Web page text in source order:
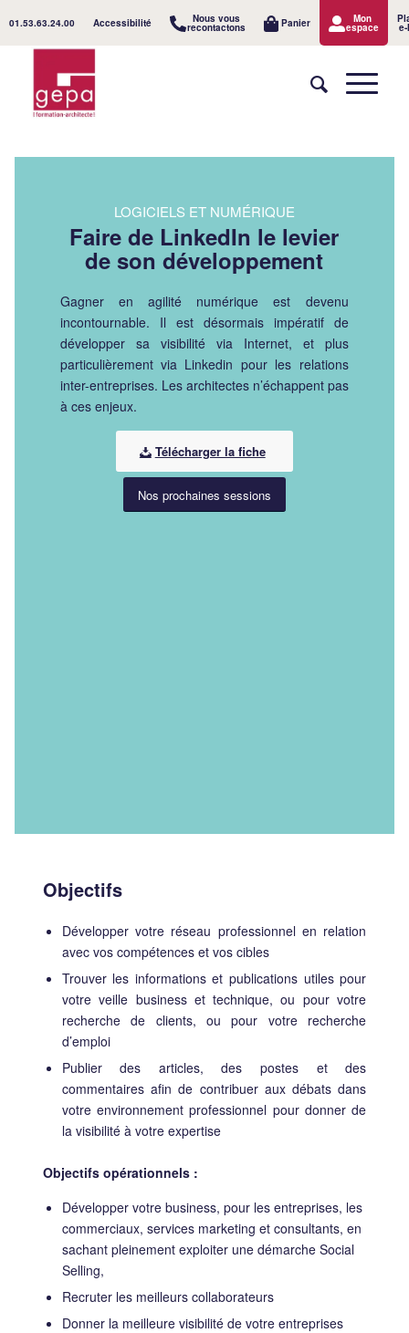
01.53.63.24.00 Accessibilité Nous vous
recontactons Panier Mon
espace
LOGICIELS ET NUMÉRIQUE
Faire de LinkedIn le levier
de son développement
Gagner en agilité numérique est devenu
incontournable. Il est désormais impératif de
développer sa visibilité via Internet, et plus
particulièrement via Linkedin pour les relations
inter-entreprises. Les architectes n’échappent pas
à ces enjeux.
Télécharger la fiche
Nos prochaines sessions
Objectifs
Développer votre réseau professionnel en relation
avec vos compétences et vos cibles
Trouver les informations et publications utiles pour
votre veille business et technique, ou pour votre
recherche de clients, ou pour votre recherche
d’emploi
Publier des articles, des postes et des
commentaires afin de contribuer aux débats dans
votre environnement professionnel pour donner de
la visibilité à votre expertise
Objectifs opérationnels :
Développer votre business, pour les entreprises, les
commerciaux, services marketing et consultants, en
sachant pleinement exploiter une démarche Social
Selling,
Recruter les meilleurs collaborateurs
Donner la meilleure visibilité de votre entreprises